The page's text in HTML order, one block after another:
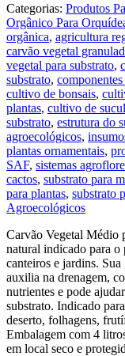
Categorias: Produtos
Orgânico Para
orgânica, agricultura
carvão vegetal
vegetal para substrato,
substrato,
cultivo de bonsais,
plantas, cultivo de
substrato, estrutura do
agroecológicos,
plantas ornamentais,
SAF, sistemas
cactos, substrato para
para plantas, substrato
Agroecológicos
Carvão Vegetal Médio
natural indicado para o
canteiros e jardins.
auxilia na drenagem,
nutrientes e pode
substrato. Indicado
deserto, folhagens,
Embalagem com 4
em local seco e